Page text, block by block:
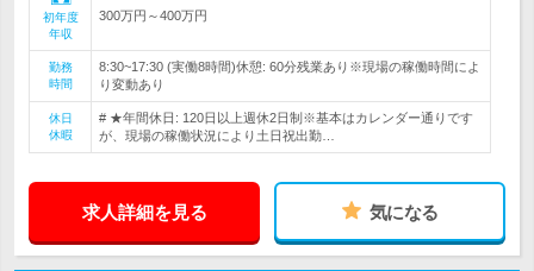
初年度
年収
300万円～400万円
勤務
時間
8:30~17:30 (実働8時間)休憩: 60分残業あり※現場の稼働時間によ
り変動あり
休日
休暇
# ★年間休日: 120日以上週休2日制※基本はカレンダー通りです
が、現場の稼働状況により土日祝出勤…
求人詳細を見る 気になる